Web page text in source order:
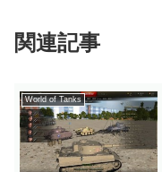
関連記事
World of Tanks